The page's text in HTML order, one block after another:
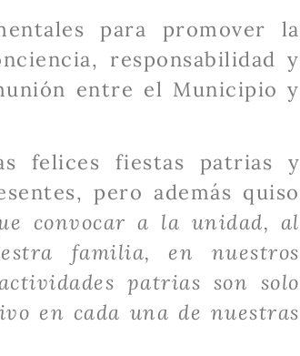
para promover la
responsabilidad y
entre el Municipio y
felices fiestas patrias y
pero además quiso
convocar a la unidad, al
familia, en nuestros
patrias son solo
en cada una de nuestras